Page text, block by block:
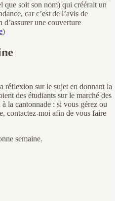
que soit son nom) qui créérait un
car c’est de l’avis de
une couverture
)
réflexion sur le sujet en donnant la
des étudiants sur le marché des
la cantonnade : si vous gérez ou
contactez-moi afin de vous faire
semaine.